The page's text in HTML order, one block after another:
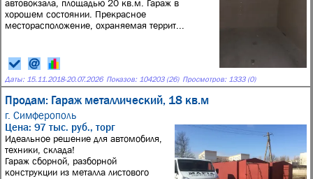
автовокзала, площадью 20 кв.м. Гараж в
хорошем состоянии. Прекрасное
месторасположение, охраняемая террит...
Даты: 15.11.2018-20.07.2026 Показов: 104203 (26) Просмотров: 1333 (0)
Продам: Гараж металлический, 18 кв.м
г. Симферополь
Цена: 97 тыс. руб., торг
Идеальное решение для автомобиля,
техники, склада!
Гараж сборной, разборной
конструкции из металла листового